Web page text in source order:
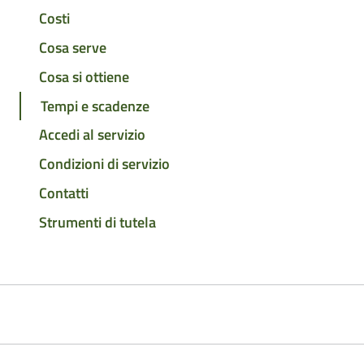
Costi
Cosa serve
Cosa si ottiene
Tempi e scadenze
Accedi al servizio
Condizioni di servizio
Contatti
Strumenti di tutela